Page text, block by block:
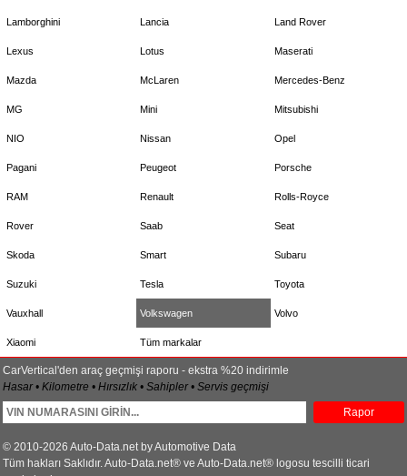
Lamborghini Lancia Land Rover
Lexus Lotus Maserati
Mazda McLaren Mercedes-Benz
MG Mini Mitsubishi
NIO Nissan Opel
Pagani Peugeot Porsche
RAM Renault Rolls-Royce
Rover Saab Seat
Skoda Smart Subaru
Suzuki Tesla Toyota
Vauxhall Volkswagen Volvo
Xiaomi Tüm markalar
CarVertical'den araç geçmişi raporu - ekstra %20 indirimle
Hasar • Kilometre • Hırsızlık • Sahipler • Servis geçmişi
Rapor
© 2010-2026 Auto-Data.net by Automotive Data
Tüm hakları Saklıdır. Auto-Data.net® ve Auto-Data.net® logosu tescilli ticari